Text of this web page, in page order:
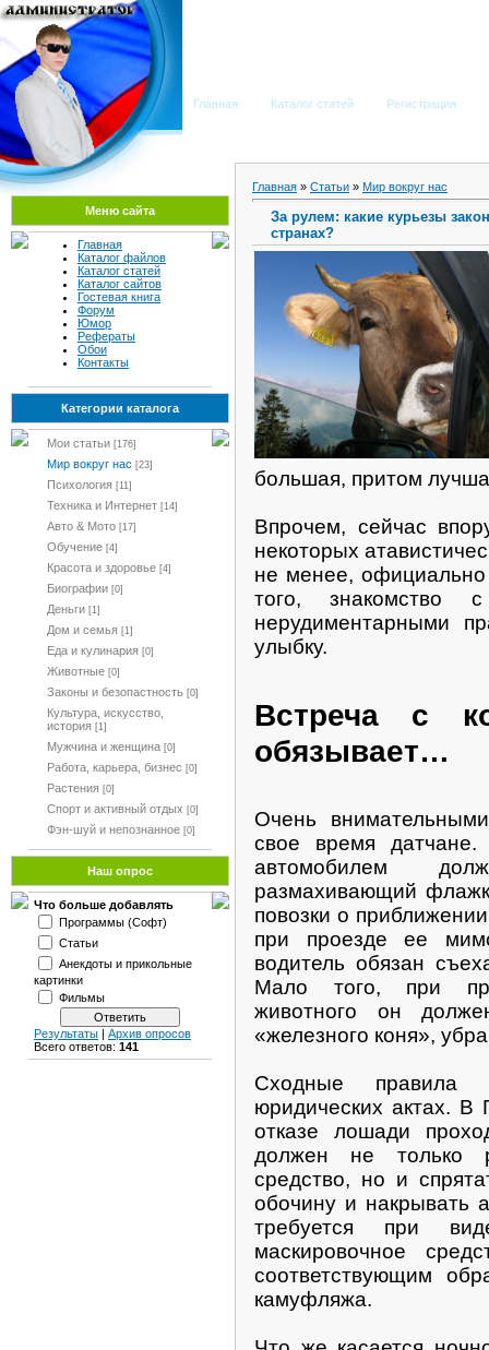
Главная Каталог статей Регистрация
Меню сайта
Главная
Каталог файлов
Каталог статей
Каталог сайтов
Гостевая книга
Форум
Юмор
Рефераты
Обои
Контакты
Категории каталога
Мои статьи [176]
Мир вокруг нас [23]
Психология [11]
Техника и Интернет [14]
Авто & Мото [17]
Обучение [4]
Красота и здоровье [4]
Биографии [0]
Деньги [1]
Дом и семья [1]
Еда и кулинария [0]
Животные [0]
Законы и безопастность [0]
Культура, искусство,
история [1]
Мужчина и женщина [0]
Работа, карьера, бизнес [0]
Растения [0]
Спорт и активный отдых [0]
Фэн-шуй и непознанное [0]
Наш опрос
Что больше добавлять
Программы (Софт)
Статьи
Анекдоты и прикольные
картинки
Фильмы
Результаты | Архив опросов
Всего ответов: 141
Главная » Статьи » Мир вокруг нас
За рулем: какие курьезы
странах?
большая, притом
Впрочем, сейчас
некоторых
не менее,
того, знакомство
нерудиментарными
улыбку.
Встреча с
обязывает…
Очень
свое время
автомобилем
размахивающий
повозки о
при проезде ее
водитель обязан
Мало того, при
животного он
«железного коня»,
Сходные правила
юридических актах.
отказе лошади
должен не только
средство, но и
обочину и накрывать
требуется при
маскировочное
соответствующим
камуфляжа.